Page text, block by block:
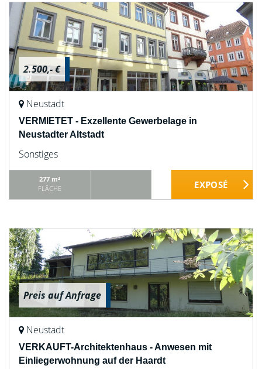
2.500,- €
Neustadt
VERMIETET - Exzellente Gewerbelage in
Neustadter Altstadt
Sonstiges
277 m²
FLÄCHE
Preis auf Anfrage
Neustadt
VERKAUFT-Architektenhaus - Anwesen mit
Einliegerwohnung auf der Haardt